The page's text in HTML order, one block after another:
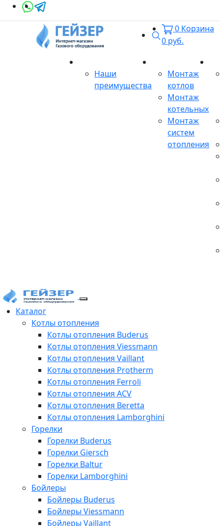
Поиск
0 Корзина
0 руб.
Наши
преимущества
Монтаж
котлов
Монтаж
котельных
Монтаж
систем
отопления
Каталог
Котлы отопления
Котлы отопления Buderus
Котлы отопления Viessmann
Котлы отопления Vaillant
Котлы отопления Protherm
Котлы отопления Ferroli
Котлы отопления ACV
Котлы отопления Beretta
Котлы отопления Lamborghini
Горелки
Горелки Buderus
Горелки Giersch
Горелки Baltur
Горелки Lamborghini
Бойлеры
Бойлеры Buderus
Бойлеры Viessmann
Бойлеры Vaillant